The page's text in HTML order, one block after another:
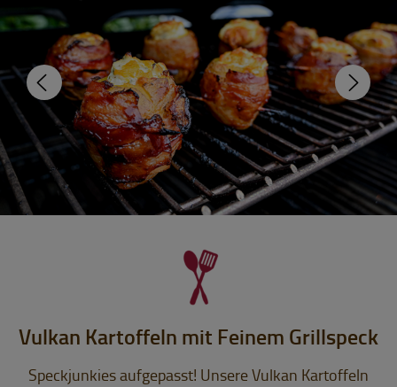
Vulkan Kartoffeln mit Feinem Grillspeck
Speckjunkies aufgepasst! Unsere Vulkan Kartoffeln